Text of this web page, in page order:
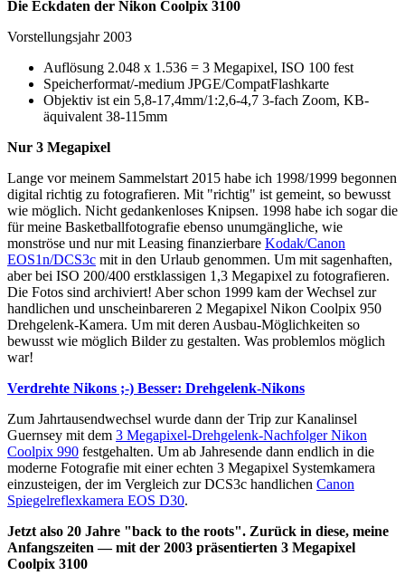
Die Eckdaten der Nikon Coolpix 3100
Vorstellungsjahr 2003
Auflösung 2.048 x 1.536 = 3 Megapixel, ISO 100 fest
Speicherformat/-medium JPGE/CompatFlashkarte
Objektiv ist ein 5,8-17,4mm/1:2,6-4,7 3-fach Zoom, KB-
äquivalent 38-115mm
Nur 3 Megapixel
Lange vor meinem Sammelstart 2015 habe ich 1998/1999 begonnen
digital richtig zu fotografieren. Mit "richtig" ist gemeint, so bewusst
wie möglich. Nicht gedankenloses Knipsen. 1998 habe ich sogar die
für meine Basketballfotografie ebenso unumgängliche, wie
monströse und nur mit Leasing finanzierbare Kodak/Canon
EOS1n/DCS3c mit in den Urlaub genommen. Um mit sagenhaften,
aber bei ISO 200/400 erstklassigen 1,3 Megapixel zu fotografieren.
Die Fotos sind archiviert! Aber schon 1999 kam der Wechsel zur
handlichen und unscheinbareren 2 Megapixel Nikon Coolpix 950
Drehgelenk-Kamera. Um mit deren Ausbau-Möglichkeiten so
bewusst wie möglich Bilder zu gestalten. Was problemlos möglich
war!
Verdrehte Nikons ;-) Besser: Drehgelenk-Nikons
Zum Jahrtausendwechsel wurde dann der Trip zur Kanalinsel
Guernsey mit dem 3 Megapixel-Drehgelenk-Nachfolger Nikon
Coolpix 990 festgehalten. Um ab Jahresende dann endlich in die
moderne Fotografie mit einer echten 3 Megapixel Systemkamera
einzusteigen, der im Vergleich zur DCS3c handlichen Canon
Spiegelreflexkamera EOS D30.
Jetzt also 20 Jahre "back to the roots". Zurück in diese, meine
Anfangszeiten — mit der 2003 präsentierten 3 Megapixel
Coolpix 3100